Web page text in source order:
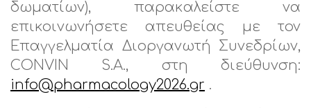
δωματίων), παρακαλείστε να
επικοινωνήσετε απευθείας με τον
Επαγγελματία Διοργανωτή Συνεδρίων,
CONVIN S.A., στη διεύθυνση:
info@pharmacology2026.gr .